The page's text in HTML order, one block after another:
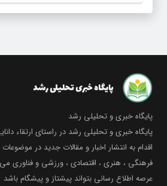
پایگاه خبری و تحلیلی رشد
پایگاه خبری و تحلیلی رشد در راستای ارتقاء
اقدام به انتشار اخبار و مقالات جدید در
فرهنگی ، هنری ، اقتصادی ، ورزشی و فناوری
عرصه اطلاع رسانی بتواند پیشتاز و پیشگام باشد